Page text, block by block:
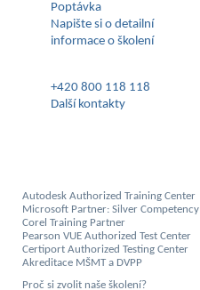
Poptávka
Napište si o detailní
informace o školení
+420 800 118 118
Další kontakty
Autodesk Authorized Training Center
Microsoft Partner: Silver Competency
Corel Training Partner
Pearson VUE Authorized Test Center
Certiport Authorized Testing Center
Akreditace MŠMT a DVPP
Proč si zvolit naše školení?